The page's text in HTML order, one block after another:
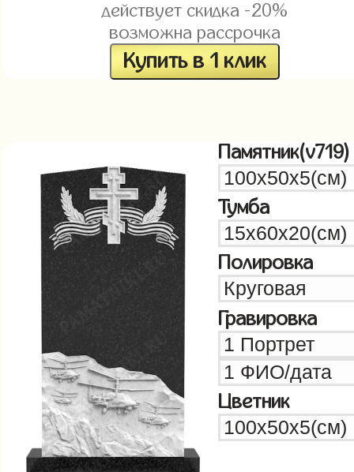
действует скидка -20%
возможна рассрочка
Купить в 1 клик
Памятник(v719)
Тумба
Полировка
Гравировка
Цветник